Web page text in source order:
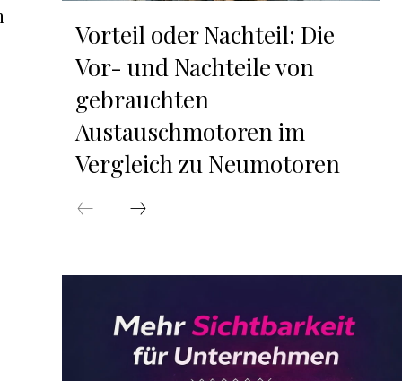
Vorteil oder Nachteil: Die
Vor- und Nachteile von
gebrauchten
Austauschmotoren im
Vergleich zu Neumotoren